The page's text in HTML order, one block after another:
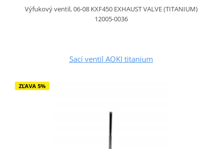
Výfukový ventil, 06-08 KXF450 EXHAUST VALVE (TITANIUM)
12005-0036
Sací ventil AOKI titanium
ZĽAVA 5%